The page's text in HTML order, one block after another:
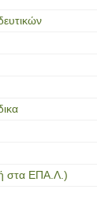
στα ΕΠΑ.Λ.)